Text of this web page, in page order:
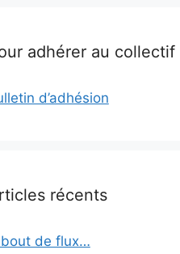
adhérer au collectif
d’adhésion
récents
de flux…